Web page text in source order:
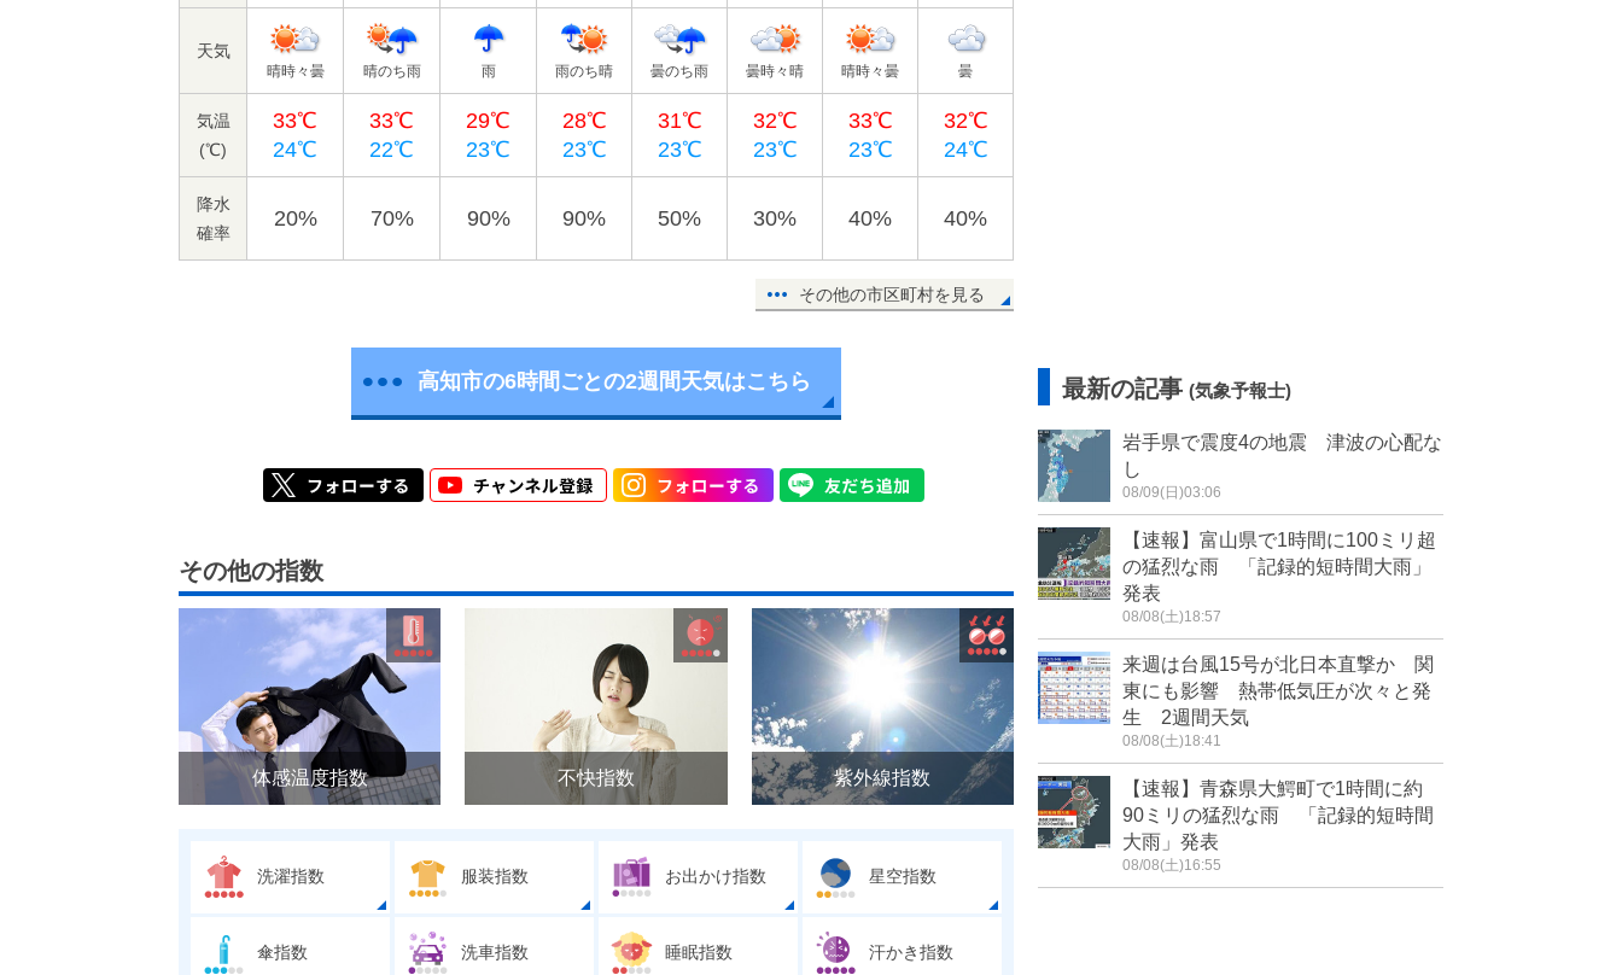
天気
晴時々曇 晴のち雨 雨 雨のち晴 曇のち雨 曇時々晴 晴時々曇 曇
気温
(℃)
33℃
24℃
33℃
22℃
29℃
23℃
28℃
23℃
31℃
23℃
32℃
23℃
33℃
23℃
32℃
24℃
降水
確率
20% 70% 90% 90% 50% 30% 40% 40%
その他の市区町村を見る
高知市の6時間ごとの2週間天気はこちら
その他の指数
体感温度指数 不快指数 紫外線指数
洗濯指数 服装指数 お出かけ指数 星空指数
傘指数 洗車指数 睡眠指数 汗かき指数
最新の記事 (気象予報士)
岩手県で震度4の地震 津波の心配な
し
08/09(日)03:06
【速報】富山県で1時間に100ミリ超
の猛烈な雨 「記録的短時間大雨」
発表
08/08(土)18:57
来週は台風15号が北日本直撃か 関
東にも影響 熱帯低気圧が次々と発
生 2週間天気
08/08(土)18:41
【速報】青森県大鰐町で1時間に約
90ミリの猛烈な雨 「記録的短時間
大雨」発表
08/08(土)16:55